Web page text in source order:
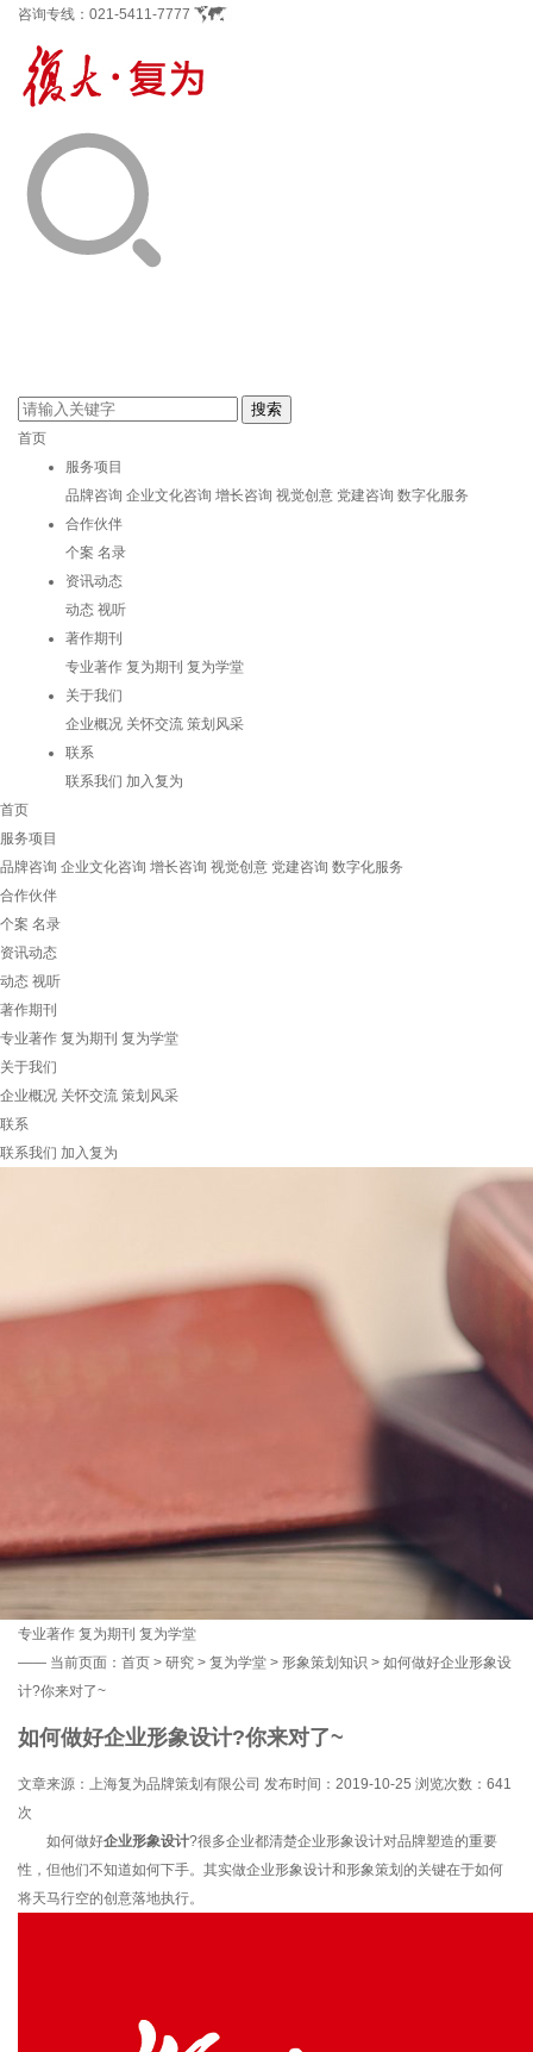
咨询专线： 021-5411-7777
首页
服务项目
品牌咨询 企业文化咨询 增长咨询 视觉创意 党建咨询 数字化服务
合作伙伴
个案 名录
资讯动态
动态 视听
著作期刊
专业著作 复为期刊 复为学堂
关于我们
企业概况 关怀交流 策划风采
联系
联系我们 加入复为
首页
服务项目
品牌咨询 企业文化咨询 增长咨询 视觉创意 党建咨询 数字化服务
合作伙伴
个案 名录
资讯动态
动态 视听
著作期刊
专业著作 复为期刊 复为学堂
关于我们
企业概况 关怀交流 策划风采
联系
联系我们 加入复为
专业著作 复为期刊 复为学堂
—— 当前页面： 首页 > 研究 > 复为学堂 > 形象策划知识 > 如何做好企业形象设
计?你来对了~
如何做好企业形象设计?你来对了~
文章来源：上海复为品牌策划有限公司 发布时间：2019-10-25 浏览次数： 641
次
如何做好企业形象设计?很多企业都清楚企业形象设计对品牌塑造的重要
性，但他们不知道如何下手。其实做企业形象设计和形象策划的关键在于如何
将天马行空的创意落地执行。